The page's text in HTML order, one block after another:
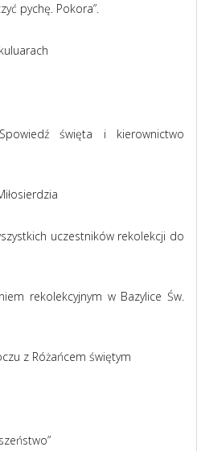
pychę. Pokora”.
święta i kierownictwo
uczestników rekolekcji do
rekolekcyjnym w Bazylice Św.
z Różańcem świętym